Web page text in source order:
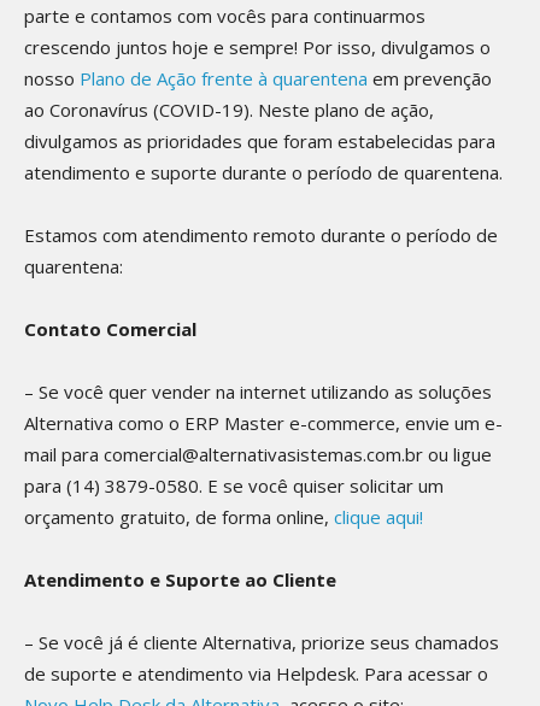
parte e contamos com vocês para continuarmos
crescendo juntos hoje e sempre! Por isso, divulgamos o
nosso Plano de Ação frente à quarentena em prevenção
ao Coronavírus (COVID-19). Neste plano de ação,
divulgamos as prioridades que foram estabelecidas para
atendimento e suporte durante o período de quarentena.
Estamos com atendimento remoto durante o período de
quarentena:
Contato Comercial
– Se você quer vender na internet utilizando as soluções
Alternativa como o ERP Master e-commerce, envie um e-
mail para comercial@alternativasistemas.com.br ou ligue
para (14) 3879-0580. E se você quiser solicitar um
orçamento gratuito, de forma online, clique aqui!
Atendimento e Suporte ao Cliente
– Se você já é cliente Alternativa, priorize seus chamados
de suporte e atendimento via Helpdesk. Para acessar o